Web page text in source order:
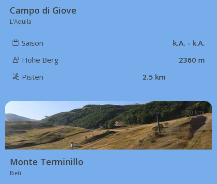
Campo di Giove
L'Aquila
Saison
k.A. - k.A.
Höhe Berg
2360 m
Pisten
2.5 km
70 km
Monte Terminillo
Rieti